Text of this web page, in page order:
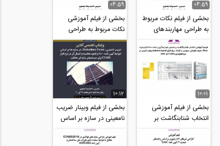
04:59
بخشی از فیلم نکات مربوط
به طراحی مهاربندهای
همگرای ویژه بر اساس
ضوابط مبحث دهم...
04:59
بخشی از فیلم آموزشی
نکات مربوط به طراحی
تیرچه ها در سقف تیرچه
بلوک بر اساس...
10:01
بخشی از فیلم آموزشی
انتخاب شتابنگاشت بر
اساس ضوابط آیین نامه
10:12
بخشی از فیلم وبینار ضریب
نامعینی در سازه بر اساس
نحوه...